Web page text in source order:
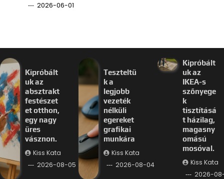
2026-06-01
Kipróbált
uk az
absztrakt
festészet
et otthon,
egy nagy
üres
vásznon.
Kiss Kata
2026-08-05
Teszteltü
k a
legjobb
vezeték
nélküli
egereket
grafikai
munkára
Kiss Kata
2026-08-04
Kipróbált
uk az
IKEA-s
szőnyege
k
tisztításá
t házilag,
magasny
omású
mosóval.
Kiss Kata
2026-